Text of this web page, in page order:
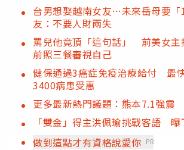
台男想娶越南女友…未來岳母要
友：不要人財兩失
罵兒他竟頂「這句話」 前美女主
前照三餐審視自己
健保通過3癌症免疫治療給付 最
3400病患受惠
更多最新熱門議題：熊本7.1強震
「雙金」得主洪佩瑜挑戰客語
做到這點才有資格說愛你 PR